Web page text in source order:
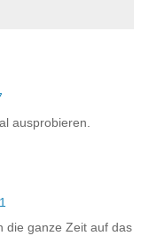
ausprobieren.
die ganze Zeit auf das